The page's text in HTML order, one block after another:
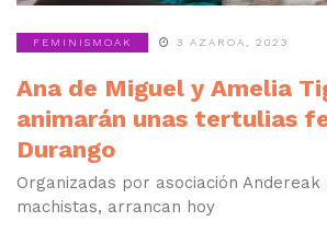
FEMINISMOAK 3 AZAROA, 2023
Ana de Miguel y Amelia
animarán unas tertulias
Durango
Organizadas por asociación
machistas, arrancan hoy